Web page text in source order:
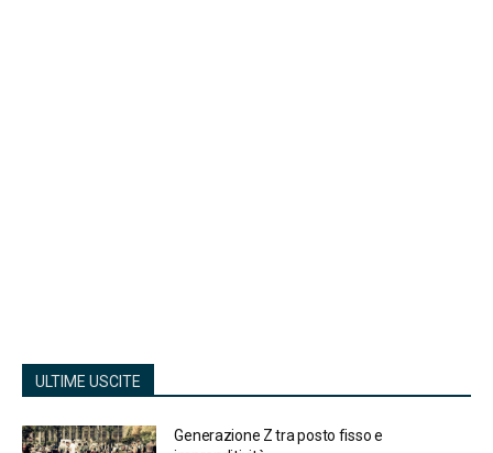
ULTIME USCITE
Generazione Z tra posto fisso e